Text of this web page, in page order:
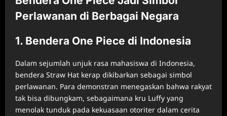
Perlawanan di Berbagai Negara
1. Bendera One Piece di Indonesia
Dalam sejumlah unjuk rasa mahasiswa di Indonesia,
bendera Straw Hat kerap dikibarkan sebagai simbol
perlawanan. Para demonstran menegaskan bahwa rakyat
tak bisa dibungkam, sebagaimana kru Luffy yang
menolak tunduk pada kekuasaan otoriter dalam cerita